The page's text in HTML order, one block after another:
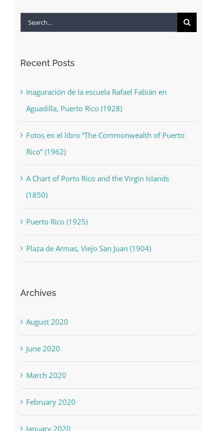
Search
Recent Posts
Inaguración de la escuela Rafael Fabián en
Aguadilla, Puerto Rico (1928)
Fotos en el libro “The Commonwealth of Puerto
Rico” (1962)
A Chart of Porto Rico and the Virgin Islands
(1850)
Puerto Rico (1925)
Plaza de Armas, Viejo San Juan (1904)
Archives
August 2020
June 2020
March 2020
February 2020
January 2020